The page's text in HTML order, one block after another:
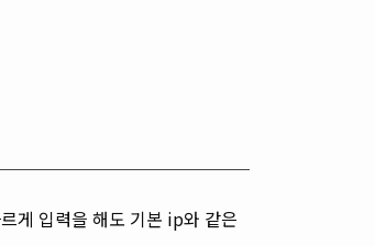
게 입력을 해도 기본 ip와 같은